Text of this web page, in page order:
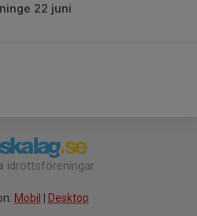
22 juni
idrottsföreningar
Mobil | Desktop